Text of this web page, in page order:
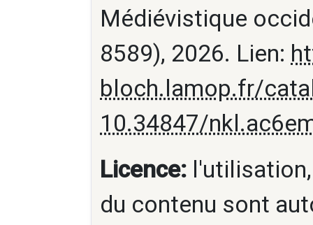
Médiévistique
8589), 2026. Lien:
bloch.lamop.fr/
10.34847/
Licence:
du contenu sont